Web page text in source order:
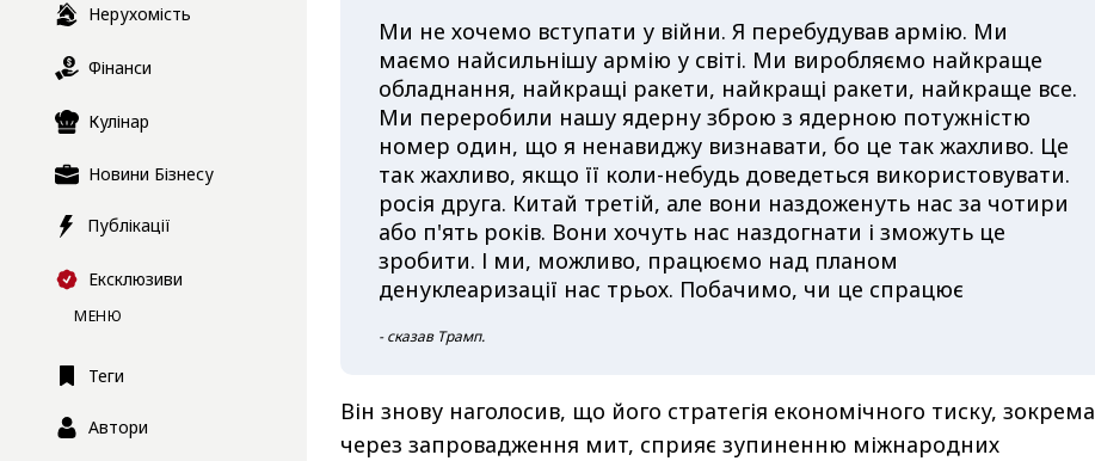
Нерухомість
Фінанси
Кулінар
Новини Бізнесу
Публікації
Ексклюзиви
МЕНЮ
Теги
Автори
Ми не хочемо вступати у війни. Я перебудував армію. Ми
маємо найсильнішу армію у світі. Ми виробляємо найкраще
обладнання, найкращі ракети, найкращі ракети, найкраще все.
Ми переробили нашу ядерну зброю з ядерною потужністю
номер один, що я ненавиджу визнавати, бо це так жахливо. Це
так жахливо, якщо її коли-небудь доведеться використовувати.
росія друга. Китай третій, але вони наздоженуть нас за чотири
або п'ять років. Вони хочуть нас наздогнати і зможуть це
зробити. І ми, можливо, працюємо над планом
денуклеаризації нас трьох. Побачимо, чи це спрацює
- сказав Трамп.
Він знову наголосив, що його стратегія економічного тиску, зокрема
через запровадження мит, сприяє зупиненню міжнародних